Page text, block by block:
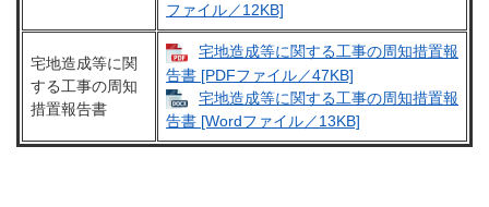
ファイル／12KB]
宅地造成等に関
する工事の周知
措置報告書
宅地造成等に関する工事の周知措置報
告書 [PDFファイル／47KB]
宅地造成等に関する工事の周知措置報
告書 [Wordファイル／13KB]